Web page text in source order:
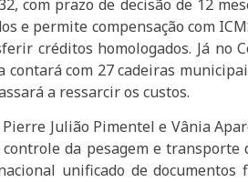
com prazo de decisão de 12
e permite compensação com
créditos homologados. Já no
com 27 cadeiras
a ressarcir os custos.
Julião Pimentel e Vânia
da pesagem e
unificado de documentos